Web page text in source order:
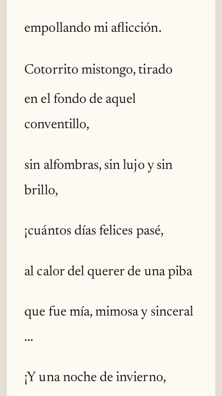
empollando mi aflicción.
Cotorrito mistongo, tirado
en el fondo de aquel
conventillo,
sin alfombras, sin lujo y sin
brillo,
¡cuántos días felices pasé,
al calor del querer de una piba
que fue mía, mimosa y sinceral
...
¡Y una noche de invierno,